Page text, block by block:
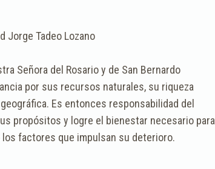
Jorge Tadeo Lozano
Señora del Rosario y de San Bernardo
por sus recursos naturales, su riqueza
Es entonces responsabilidad del
propósitos y logre el bienestar necesario para
factores que impulsan su deterioro.